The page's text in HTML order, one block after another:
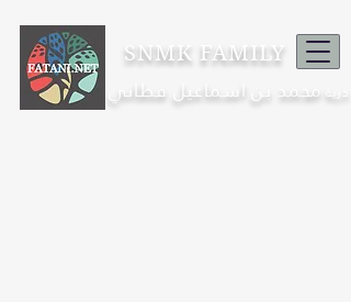
SNMK FAMILY
ذرية محمد بن اسماعيل فطاني